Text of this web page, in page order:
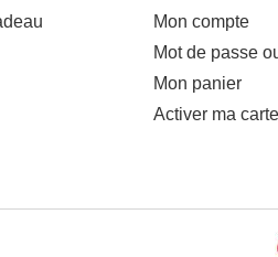
Mon compte
Mot de passe
Mon panier
Activer ma